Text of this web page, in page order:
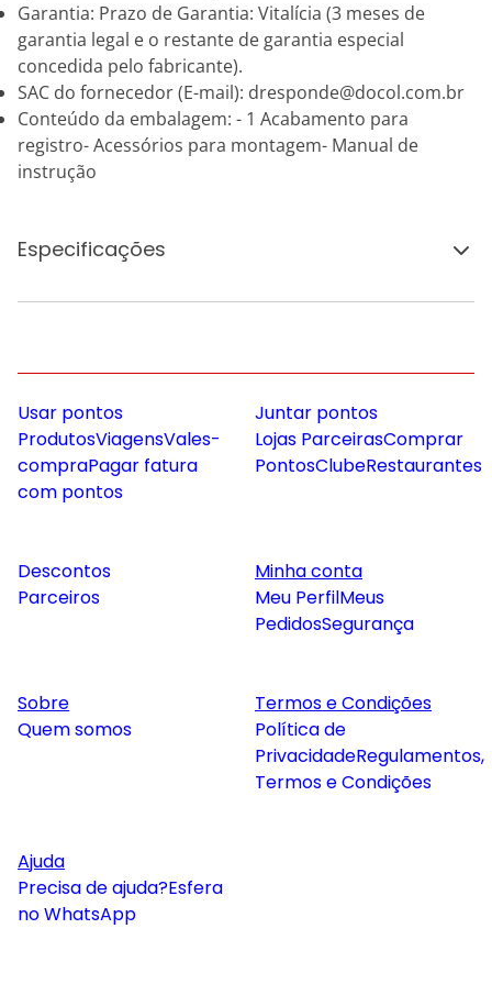
Garantia: Prazo de Garantia: Vitalícia (3 meses de
garantia legal e o restante de garantia especial
concedida pelo fabricante).
SAC do fornecedor (E-mail): dresponde@docol.com.br
Conteúdo da embalagem: - 1 Acabamento para
registro- Acessórios para montagem- Manual de
instrução
Especificações
Usar pontos
ProdutosViagensVales-
compraPagar fatura
com pontos
Juntar pontos
Lojas ParceirasComprar
PontosClubeRestaurantes
Descontos
Parceiros
Minha conta
Meu PerfilMeus
PedidosSegurança
Sobre
Quem somos
Termos e Condições
Política de
PrivacidadeRegulamentos,
Termos e Condições
Ajuda
Precisa de ajuda?Esfera
no WhatsApp